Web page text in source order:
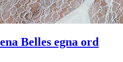
Belles egna ord